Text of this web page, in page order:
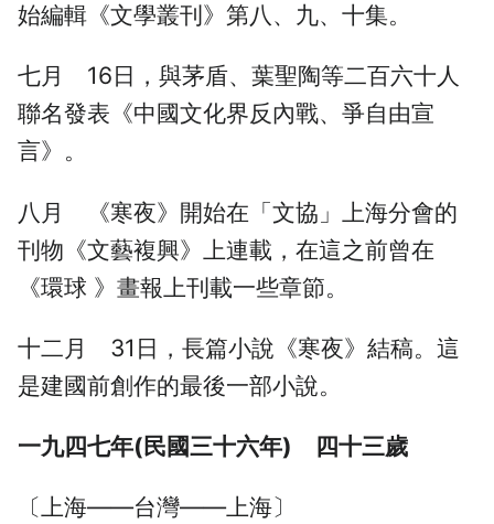
始編輯《文學叢刊》第八、九、十集。
七月 16日，與茅盾、葉聖陶等二百六十人
聯名發表《中國文化界反內戰、爭自由宣
言》。
八月 《寒夜》開始在「文協」上海分會的
刊物《文藝複興》上連載，在這之前曾在
《環球 》畫報上刊載一些章節。
十二月 31日，長篇小說《寒夜》結稿。這
是建國前創作的最後一部小說。
一九四七年(民國三十六年) 四十三歲
〔上海——台灣——上海〕